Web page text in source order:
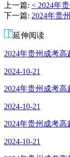
老
师
上一篇: < 2024年
下一篇: 2024年贵
延伸阅读
2024年贵州成考
2024-10-21
2024年贵州成考
2024-10-21
2024年贵州成考
2024-10-21